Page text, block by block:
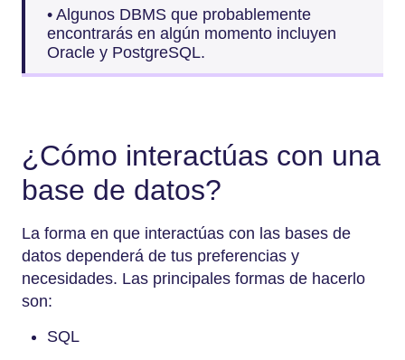
• Algunos DBMS que probablemente
encontrarás en algún momento incluyen
Oracle y PostgreSQL.
¿Cómo interactúas con una
base de datos?
La forma en que interactúas con las bases de
datos dependerá de tus preferencias y
necesidades. Las principales formas de hacerlo
son:
SQL